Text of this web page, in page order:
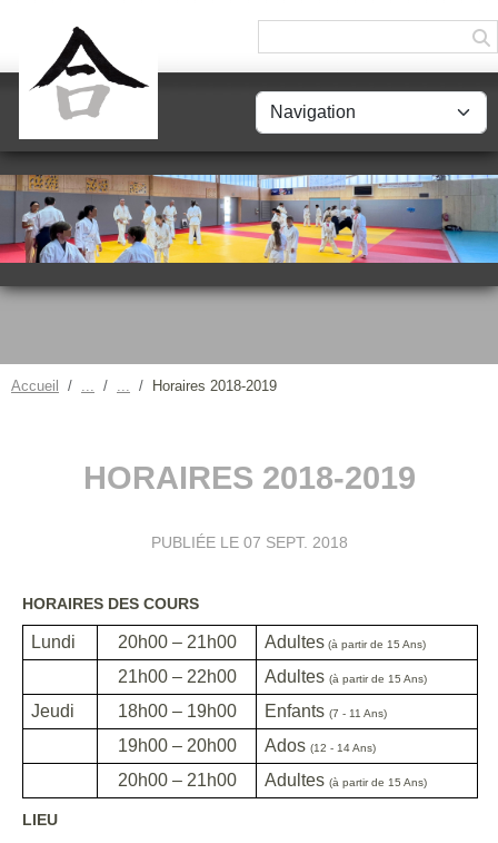
Accueil Horaires 2018-2019
HORAIRES 2018-2019
PUBLIÉE LE 07 SEPT. 2018
HORAIRES DES COURS
Lundi 20h00 – 21h00 Adultes (à partir de 15 Ans)
21h00 – 22h00 Adultes (à partir de 15 Ans)
Jeudi 18h00 – 19h00 Enfants (7 - 11 Ans)
19h00 – 20h00 Ados (12 - 14 Ans)
20h00 – 21h00 Adultes (à partir de 15 Ans)
LIEU